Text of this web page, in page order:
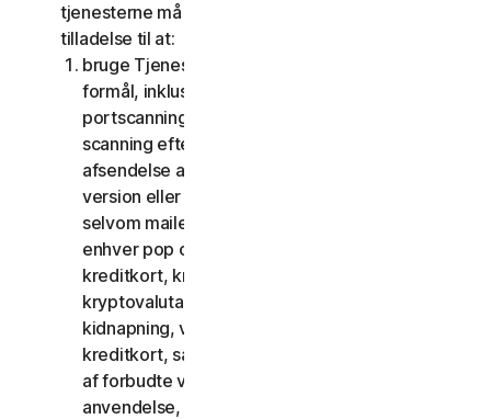
tjenesterne må du ikke, og du må ikke give andre
tilladelse til at:
bruge Tjenesterne til ulovlige eller bedrageriske
formål, inklusive men ikke begrænset til
portscanning, afsendelse af spam og phishing,
scanning efter åbne relæer eller åbne proxies,
afsendelse af uopfordret mail eller enhver
version eller type mail sendt i store mængder,
selvom mailen dirigeres via tredjepartsservere,
enhver pop op-aktivering, brug af stjålne
kreditkort, kreditkortsvindel, økonomisk svig,
kryptovalutabedrageri, cloaking, afpresning,
kidnapning, voldtægt, mord, salg af stjålne
kreditkort, salg af stjålne varer, tilbud eller salg
af forbudte varer til militær brug og dobbelt
anvendelse, tilbud eller salg af kontrollerede